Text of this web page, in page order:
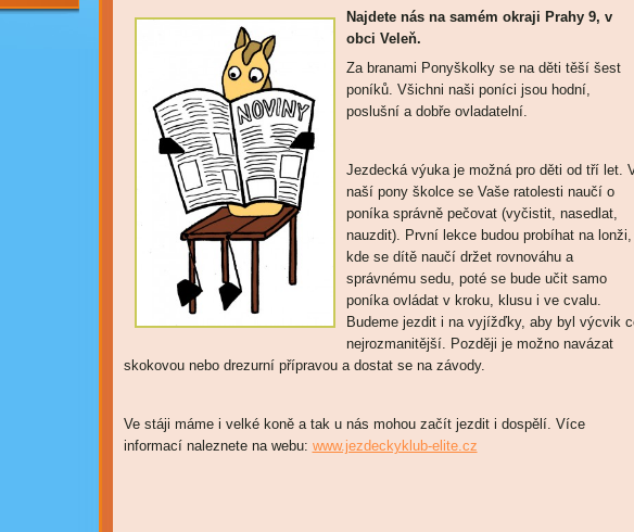
Najdete nás na samém okraji Prahy 9, v
obci Veleň.
Za branami Ponyškolky se na děti těší šest
poníků. Všichni naši poníci jsou hodní,
poslušní a dobře ovladatelní.
Jezdecká výuka je možná pro děti od tří let.
naší pony školce se Vaše ratolesti naučí o
poníka správně pečovat (vyčistit, nasedlat,
nauzdit). První lekce budou probíhat na lonži,
kde se dítě naučí držet rovnováhu a
správnému sedu, poté se bude učit samo
poníka ovládat v kroku, klusu i ve cvalu.
Budeme jezdit i na vyjížďky, aby byl výcvik
nejrozmanitější. Později je možno navázat
skokovou nebo drezurní přípravou a dostat se na závody.
Ve stáji máme i velké koně a tak u nás mohou začít jezdit i dospělí. Více
informací naleznete na webu: www.jezdeckyklub-elite.cz